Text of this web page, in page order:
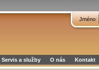
Jméno:
Servis a služby O nás Kontakt